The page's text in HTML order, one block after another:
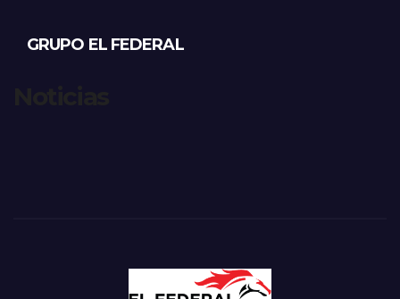
GRUPO EL FEDERAL